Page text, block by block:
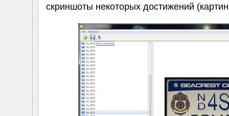
скриншоты некоторых достижений